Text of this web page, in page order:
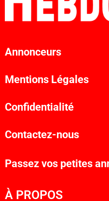
Annonceurs
Mentions Légales
Confidentialité
Contactez-nous
Passez vos petites
À PROPOS